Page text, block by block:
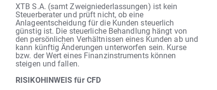
XTB S.A. (samt Zweigniederlassungen) ist kein
Steuerberater und prüft nicht, ob eine
Anlageentscheidung für die Kunden steuerlich
günstig ist. Die steuerliche Behandlung hängt von
den persönlichen Verhältnissen eines Kunden ab und
kann künftig Änderungen unterworfen sein. Kurse
bzw. der Wert eines Finanzinstruments können
steigen und fallen.
RISIKOHINWEIS für CFD